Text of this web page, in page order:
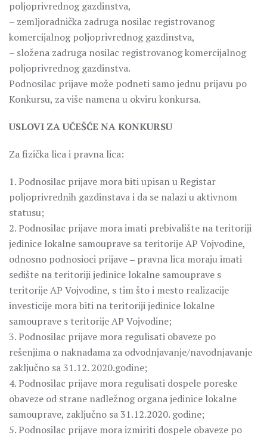
poljoprivrednog gazdinstva,
– zemljoradnička zadruga nosilac registrovanog
komercijalnog poljoprivrednog gazdinstva,
– složena zadruga nosilac registrovanog komercijalnog
poljoprivrednog gazdinstva.
Podnosilac prijave može podneti samo jednu prijavu po
Konkursu, za više namena u okviru konkursa.
USLOVI ZA UČEŠĆE NA KONKURSU
Za fizička lica i pravna lica:
1. Podnosilac prijave mora biti upisan u Registar
poljoprivrednih gazdinstava i da se nalazi u aktivnom
statusu;
2. Podnosilac prijave mora imati prebivalište na teritoriji
jedinice lokalne samouprave sa teritorije AP Vojvodine,
odnosno podnosioci prijave ‒ pravna lica moraju imati
sedište na teritoriji jedinice lokalne samouprave s
teritorije AP Vojvodine, s tim što i mesto realizacije
investicije mora biti na teritoriji jedinice lokalne
samouprave s teritorije AP Vojvodine;
3. Podnosilac prijave mora regulisati obaveze po
rešenjima o naknadama za odvodnjavanje/navodnjavanje
zaključno sa 31.12. 2020.godine;
4. Podnosilac prijave mora regulisati dospele poreske
obaveze od strane nadležnog organa jedinice lokalne
samouprave, zaključno sa 31.12.2020. godine;
5. Podnosilac prijave mora izmiriti dospele obaveze po